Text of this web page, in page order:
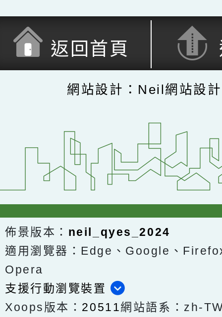
返回首頁
網站設計：Neil網站設
佈景版本： neil_qyes_2024
適用瀏覽器：Edge、Google、
Opera
支援行動瀏覽裝置
Xoops版本： 20511網站語系：zh-